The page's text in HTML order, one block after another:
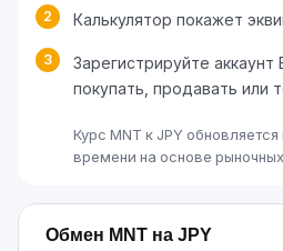
2 Калькулятор покажет
3
Зарегистрируйте
покупать, продавать или
Курс MNT к JPY
времени на основе
Обмен MNT на JPY